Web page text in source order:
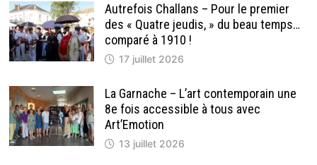
Autrefois Challans – Pour le premier
des « Quatre jeudis, » du beau temps…
comparé à 1910 !
17 juillet 2026
La Garnache – L’art contemporain une
8e fois accessible à tous avec
Art’Emotion
13 juillet 2026